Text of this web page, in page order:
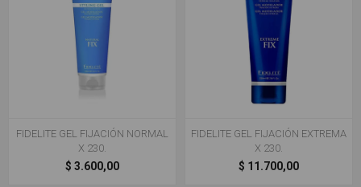
FIDELITE GEL FIJACIÓN NORMAL
X 230.
$ 3.600,00
FIDELITE GEL FIJACIÓN EXTREMA
X 230.
$ 11.700,00